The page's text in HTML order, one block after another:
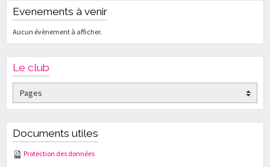
Evenements à venir
Aucun évènement à afficher.
Le club
Documents utiles
Protection des données